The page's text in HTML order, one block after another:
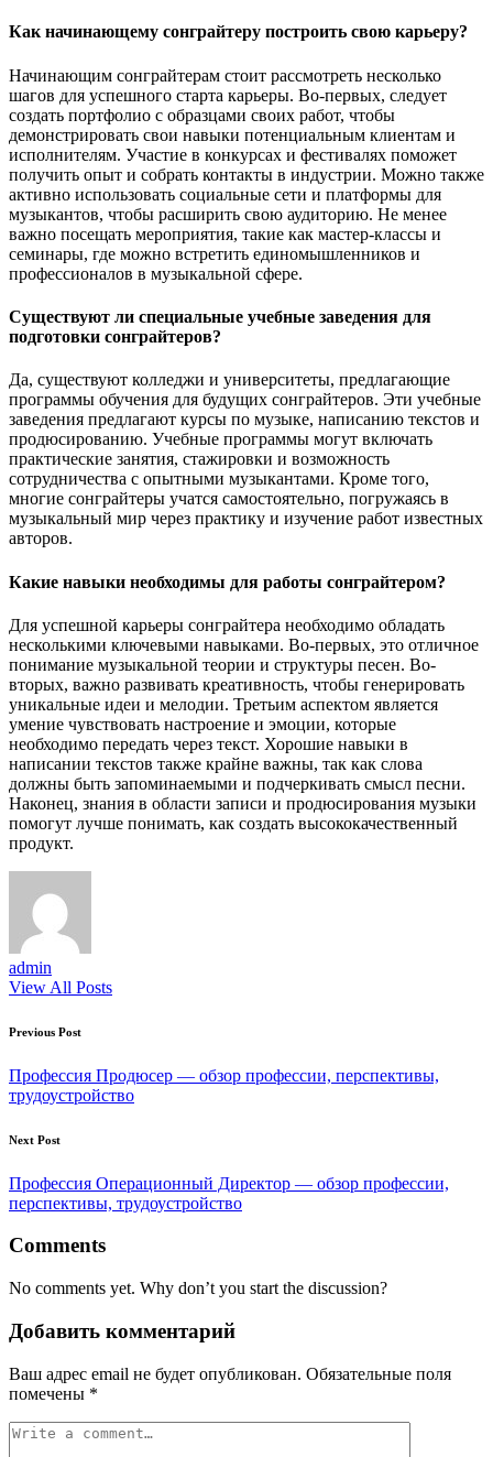
Как начинающему сонграйтеру построить свою карьеру?
Начинающим сонграйтерам стоит рассмотреть несколько
шагов для успешного старта карьеры. Во-первых, следует
создать портфолио с образцами своих работ, чтобы
демонстрировать свои навыки потенциальным клиентам и
исполнителям. Участие в конкурсах и фестивалях поможет
получить опыт и собрать контакты в индустрии. Можно также
активно использовать социальные сети и платформы для
музыкантов, чтобы расширить свою аудиторию. Не менее
важно посещать мероприятия, такие как мастер-классы и
семинары, где можно встретить единомышленников и
профессионалов в музыкальной сфере.
Существуют ли специальные учебные заведения для
подготовки сонграйтеров?
Да, существуют колледжи и университеты, предлагающие
программы обучения для будущих сонграйтеров. Эти учебные
заведения предлагают курсы по музыке, написанию текстов и
продюсированию. Учебные программы могут включать
практические занятия, стажировки и возможность
сотрудничества с опытными музыкантами. Кроме того,
многие сонграйтеры учатся самостоятельно, погружаясь в
музыкальный мир через практику и изучение работ известных
авторов.
Какие навыки необходимы для работы сонграйтером?
Для успешной карьеры сонграйтера необходимо обладать
несколькими ключевыми навыками. Во-первых, это отличное
понимание музыкальной теории и структуры песен. Во-
вторых, важно развивать креативность, чтобы генерировать
уникальные идеи и мелодии. Третьим аспектом является
умение чувствовать настроение и эмоции, которые
необходимо передать через текст. Хорошие навыки в
написании текстов также крайне важны, так как слова
должны быть запоминаемыми и подчеркивать смысл песни.
Наконец, знания в области записи и продюсирования музыки
помогут лучше понимать, как создать высококачественный
продукт.
admin
View All Posts
Post
navigation
Previous Post
Профессия Продюсер — обзор профессии, перспективы,
трудоустройство
Next Post
Профессия Операционный Директор — обзор профессии,
перспективы, трудоустройство
Comments
No comments yet. Why don’t you start the discussion?
Добавить комментарий
Ваш адрес email не будет опубликован. Обязательные поля
помечены *